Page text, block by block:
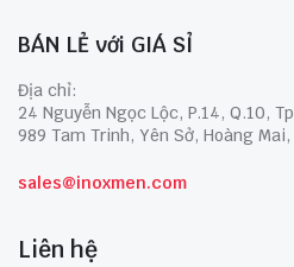
BÁN LẺ với GIÁ SỈ
Địa chỉ:
24 Nguyễn Ngọc Lộc, P.14, Q.10,
989 Tam Trinh, Yên Sở, Hoàng Mai,
sales@inoxmen.com
Liên hệ